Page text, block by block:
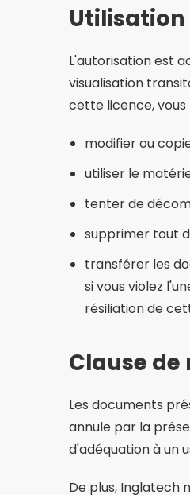
Utilisation
L'autorisation est
visualisation
cette licence, vous
modifier ou
utiliser le
tenter de
supprimer tout
transférer les
si vous violez
résiliation de
Clause
Les documents
annule par la
d'adéquation à un
De plus, Inglatech